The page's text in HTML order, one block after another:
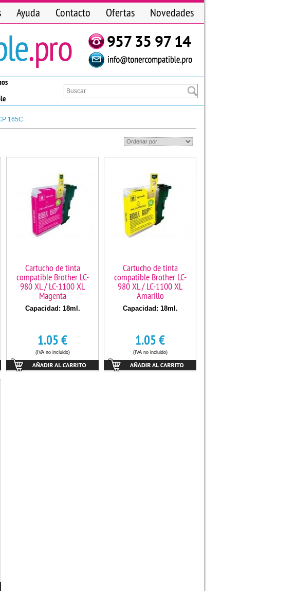
Ayuda Contacto Ofertas Novedades
165C
Cartucho de tinta
compatible Brother LC-
980 XL / LC-1100 XL
Magenta
Capacidad: 18ml.
1.05€
(IVA no incluido)
Cartucho de tinta
compatible Brother LC-
980 XL / LC-1100 XL
Amarillo
Capacidad: 18ml.
1.05€
(IVA no incluido)